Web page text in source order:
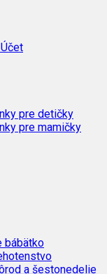
pre detičky
pre mamičky
bábätko
a šestonedelie